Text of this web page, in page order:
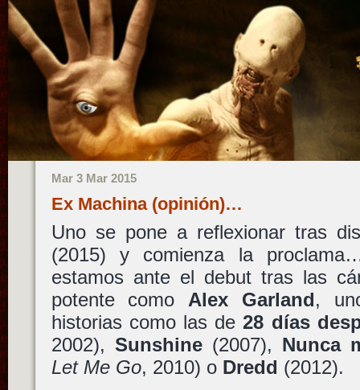
Mar 3 Mar 2015
Ex Machina (opinión)…
Uno se pone a reflexionar tras
(2015) y comienza la
estamos ante el debut tras las
potente como Alex Garland,
historias como las de28 días
2002), Sunshine(2007), Nunca
Let Me Go, 2010) o Dredd (2012).